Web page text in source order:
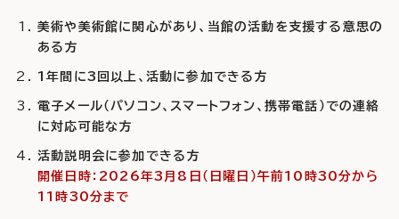
美術や美術館に関心があり、当館の活動を支援する意思の
ある方
1年間に3回以上、活動に参加できる方
電子メール（パソコン、スマートフォン、携帯電話）での連絡
に対応可能な方
活動説明会に参加できる方
開催日時：2026年3月8日（日曜日）午前10時30分から
11時30分まで